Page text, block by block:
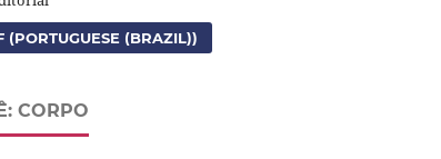
(PORTUGUESE (BRAZIL))
CORPO